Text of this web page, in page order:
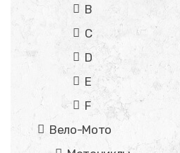
B
C
D
E
F
Вело-Мото